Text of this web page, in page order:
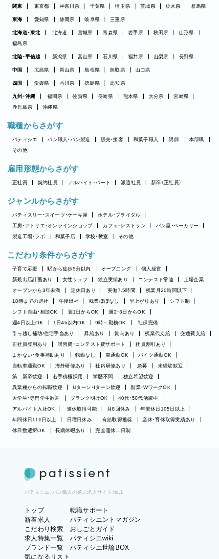
関東 東京都 神奈川県 千葉県 埼玉県 茨城県 栃木県 群馬県
東海 愛知県 静岡県 岐阜県 三重県
北海道・東北 北海道 宮城県 青森県 岩手県 秋田県
山形県
福島県
北陸・甲信越 新潟県 富山県 石川県 福井県 山梨県 長野県
中国 広島県 岡山県 島根県 鳥取県 山口県
四国 愛媛県 香川県 徳島県 高知県
九州・沖縄 福岡県 佐賀県 長崎県 熊本県 大分県
宮崎県
鹿児島県
沖縄県
職種からさがす
パティシエ パン職人・パン製造 販売・接客 和菓子職人 講師
本部職
その他
雇用形態からさがす
正社員 契約社員 アルバイト・パート 派遣社員 新卒（正社員）
ジャンルからさがす
パティスリー・スイーツ・ケーキ屋
ホテル・ブライダル
工房・アトリエ・オンラインショップ
カフェ・レストラン
パン屋・ベーカリー
製造工場・ラボ
和菓子店 学校・教室 その他
こだわり条件からさがす
子育て応援 駅から徒歩5分以内 オープニング
個人経営
新規出店計画あり
女性シェフ 独立実績あり コンテスト常連
上場企業
オープンから3年未満
定休日あり 実働7.5時間
残業月20時間以下
18時までの退社
午後出社 残業ほぼなし 早上がりあり
シフト制
シフト自由・相談OK
週1日からOK
週2・3日からOK
週4日以上OK
1日4h以内OK 9時～勤務OK
社保完備
引っ越し補助/住宅手当あり
昇給あり 賞与あり 残業代支給
交通費支給
正社員登用あり
講習費・コンテスト費サポート
社員割引あり
まかない・食事補助あり
転勤なし 車通勤OK
バイク通勤OK
自転車通勤OK
海外研修あり 社内研修あり 急募
未経験歓迎
第二新卒歓迎
若手積極採用 学歴不問
独立希望歓迎
異業種からの転職歓迎
Uターン・Iターン歓迎
副業・WワークOK
大学生・専門学生歓迎
ブランク明けOK
40代・50代活躍中
アルバイト入社OK
連休取得可能 月8回休み
年間休日105日以上
年間休日110日以上
日曜日休み 有給取得推奨
産休・育休取得実績あり
休日数選択OK
長期休暇あり 完全週休二日制
パティシエ、パン職人の選ぶ求人サイトNo.1
トップ
新着求人
こだわり検索
求人特集一覧
ブランド一覧
気になるリスト
転職サポート
パティシエントマガジン
おしごとガイド
パティシエwiki
パティシエ世論BOX